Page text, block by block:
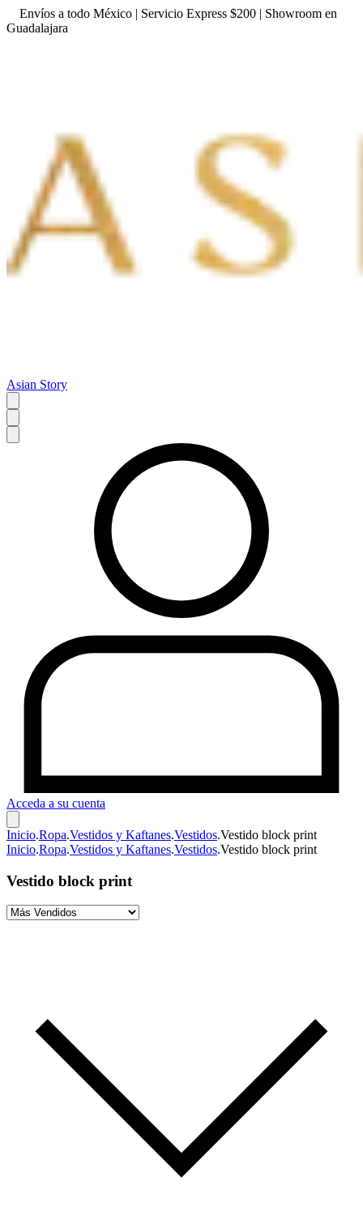
Envíos a todo México | Servicio Express $200 | Showroom en
Guadalajara
Asian Story
Acceda a su cuenta
Inicio.Ropa.Vestidos y Kaftanes.Vestidos.Vestido block print
Inicio.Ropa.Vestidos y Kaftanes.Vestidos.Vestido block print
Vestido block print